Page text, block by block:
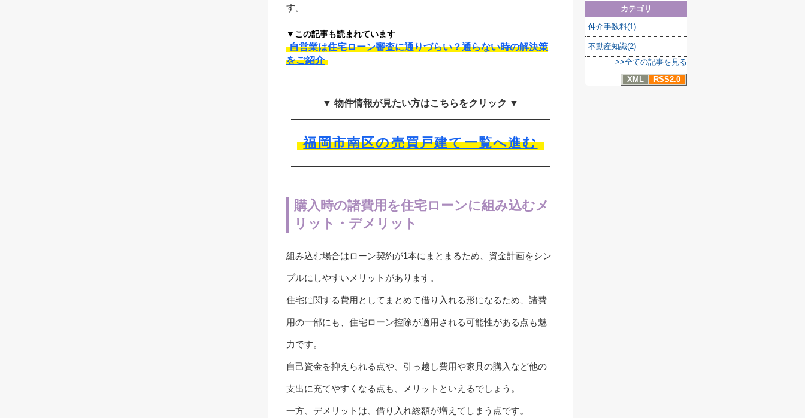
す。
▼この記事も読まれています
自営業は住宅ローン審査に通りづらい？通らない時の解決策
をご紹介
▼ 物件情報が見たい方はこちらをクリック ▼
福岡市南区の売買戸建て一覧へ進む
購入時の諸費用を住宅ローンに組み込むメ
リット・デメリット
組み込む場合はローン契約が1本にまとまるため、資金計画をシン
プルにしやすいメリットがあります。
住宅に関する費用としてまとめて借り入れる形になるため、諸費
用の一部にも、住宅ローン控除が適用される可能性がある点も魅
力です。
自己資金を抑えられる点や、引っ越し費用や家具の購入など他の
支出に充てやすくなる点も、メリットといえるでしょう。
一方、デメリットは、借り入れ総額が増えてしまう点です。
カテゴリ
仲介手数料(1)
不動産知識(2)
>>全ての記事を見る
XML
RSS2.0